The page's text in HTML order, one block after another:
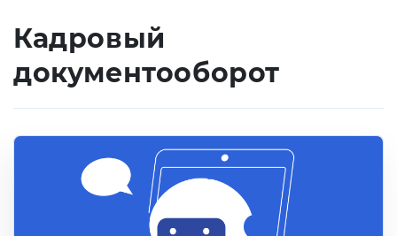
Кадровый
документооборот